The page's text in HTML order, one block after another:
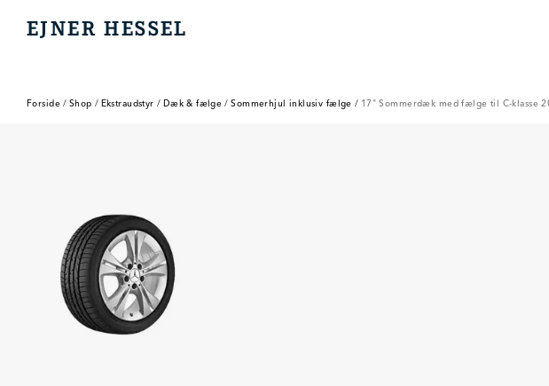
EJNER HESSEL
Forside / Shop / Ekstraudstyr / Dæk & fælge / Sommerhjul inklusiv fælge / 17" Sommerdæk med fælge til C-klasse